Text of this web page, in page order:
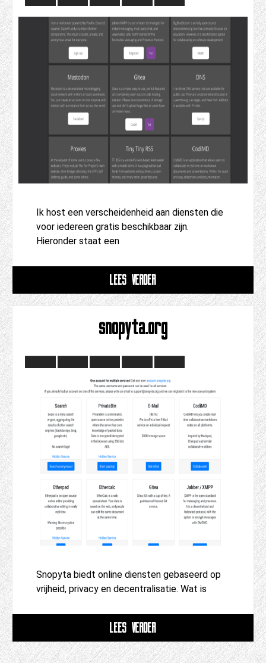
Ik host een verscheidenheid aan diensten die
voor iedereen gratis beschikbaar zijn.
Hieronder staat een
LEES VERDER
snopyta.org
Snopyta biedt online diensten gebaseerd op
vrijheid, privacy en decentralisatie. Wat is
LEES VERDER